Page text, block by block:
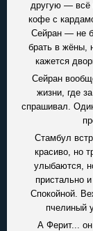
другую — всё
кофе с
Сейран — не
брать в жёны,
кажется
Сейран
жизни, где
спрашивал.
Стамбул
красиво, но
улыбаются,
пристально
Спокойной.
пчелиный
А Ферит...